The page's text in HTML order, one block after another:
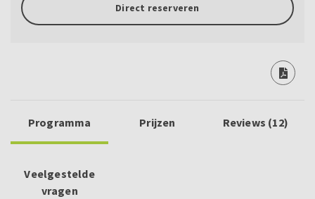
Direct reserveren
Programma Prijzen Reviews (12)
Veelgestelde
vragen